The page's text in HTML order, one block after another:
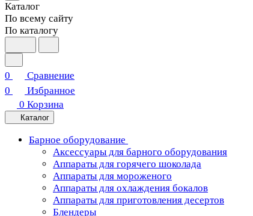
Каталог
По всему сайту
По каталогу
0
Сравнение
0
Избранное
0 Корзина
Каталог
Барное оборудование
Аксессуары для барного оборудования
Аппараты для горячего шоколада
Аппараты для мороженого
Аппараты для охлаждения бокалов
Аппараты для приготовления десертов
Блендеры